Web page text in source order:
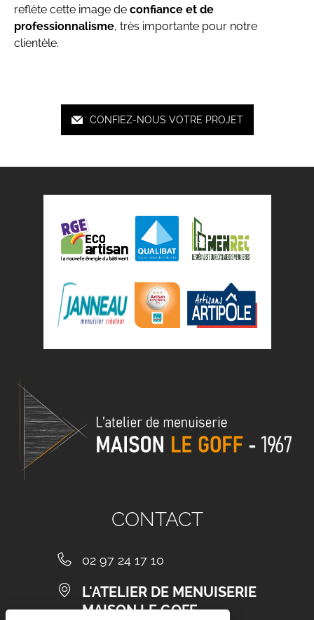
reflète cette image de confiance et de
professionnalisme, très importante pour notre
clientèle.
CONFIEZ-NOUS VOTRE PROJET
CONTACT
02 97 24 17 10
L'ATELIER DE MENUISERIE
MAISON LE GOFF